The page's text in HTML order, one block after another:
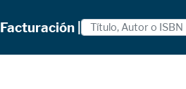
Facturación |